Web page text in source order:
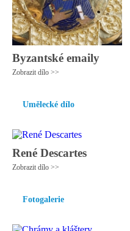
Byzantské emaily
Zobrazit dílo >>
Umělecké dílo
René Descartes
Zobrazit dílo >>
Fotogalerie